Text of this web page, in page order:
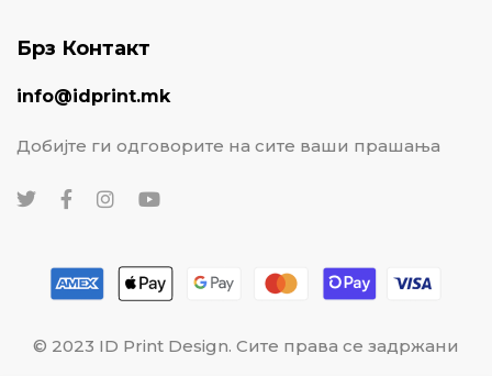
Брз Контакт
info@idprint.mk
Добијте ги одговорите на сите ваши прашања
© 2023 ID Print Design. Сите права се задржани